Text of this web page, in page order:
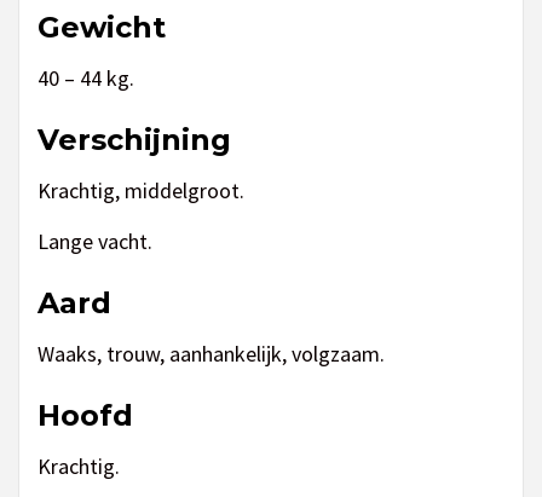
Gewicht
40 – 44 kg.
Verschijning
Krachtig, middelgroot.
Lange vacht.
Aard
Waaks, trouw, aanhankelijk, volgzaam.
Hoofd
Krachtig.